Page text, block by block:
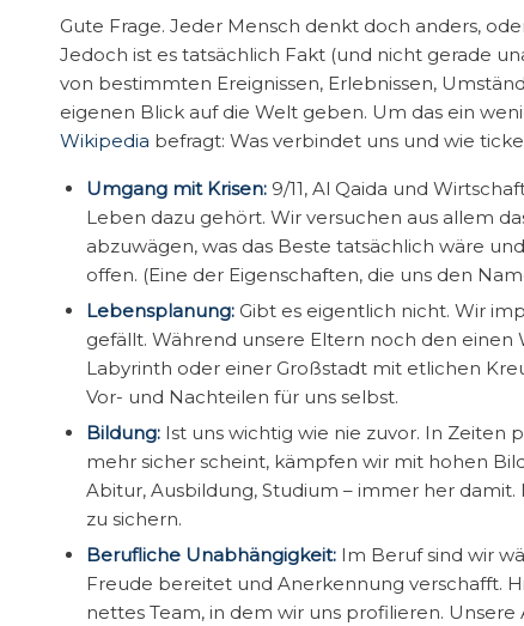
Gute Frage. Jeder Mensch denkt doch anders,
Jedoch ist es tatsächlich Fakt (und nicht gerade
von bestimmten Ereignissen, Erlebnissen,
eigenen Blick auf die Welt geben. Um das ein
Wikipedia befragt: Was verbindet uns und wie
Umgang mit Krisen: 9/11, Al Qaida und
Leben dazu gehört. Wir versuchen aus allem
abzuwägen, was das Beste tatsächlich wäre
offen. (Eine der Eigenschaften, die uns den
Lebensplanung: Gibt es eigentlich nicht. Wir
gefällt. Während unsere Eltern noch den
Labyrinth oder einer Großstadt mit etlichen
Vor- und Nachteilen für uns selbst.
Bildung: Ist uns wichtig wie nie zuvor. In Zeiten
mehr sicher scheint, kämpfen wir mit hohen
Abitur, Ausbildung, Studium – immer her
zu sichern.
Berufliche Unabhängigkeit: Im Beruf sind wir
Freude bereitet und Anerkennung verschafft.
nettes Team, in dem wir uns profilieren.